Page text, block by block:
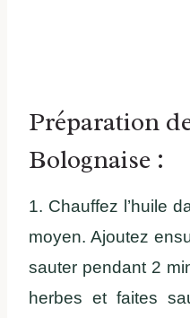
Préparation
Bolognaise :
1. Chauffez l’huile
moyen. Ajoutez
sauter pendant 2
herbes et faites